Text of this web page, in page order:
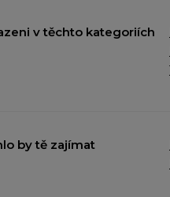
v těchto kategoriích
by tě zajímat